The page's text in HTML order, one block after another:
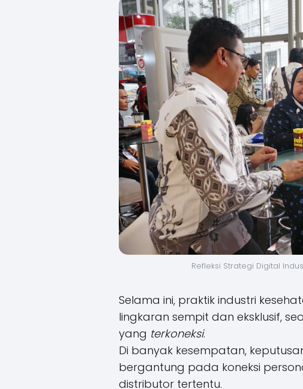
Refleksi Strategi Digital
Selama ini, praktik industri
lingkaran sempit dan eksklusif,
yang terkoneksi.
Di banyak kesempatan,
bergantung pada koneksi
distributor tertentu.